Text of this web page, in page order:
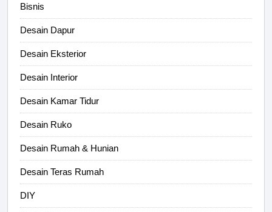
Bisnis
Desain Dapur
Desain Eksterior
Desain Interior
Desain Kamar Tidur
Desain Ruko
Desain Rumah & Hunian
Desain Teras Rumah
DIY